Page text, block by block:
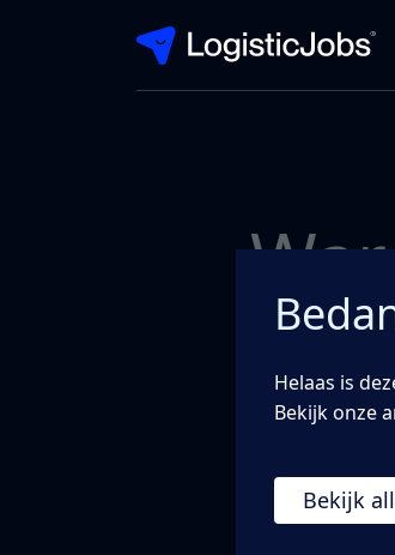
Helaas is
Bekijk onze
Bekijk